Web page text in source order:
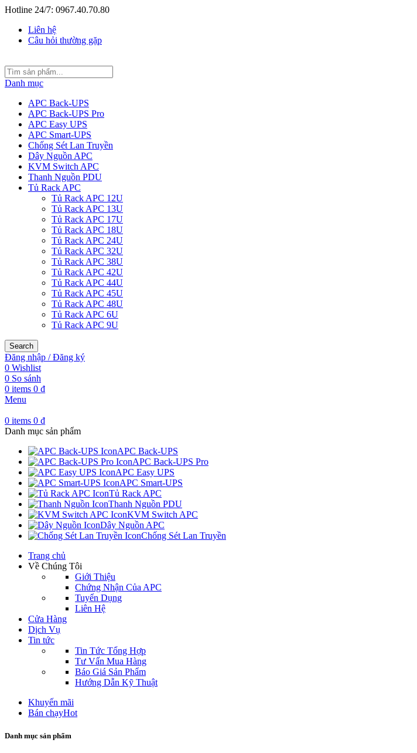
Hotline 24/7: 0967.40.70.80
Liên hệ
Câu hỏi thường gặp
Danh mục
APC Back-UPS
APC Back-UPS Pro
APC Easy UPS
APC Smart-UPS
Chống Sét Lan Truyền
Dây Nguồn APC
KVM Switch APC
Thanh Nguồn PDU
Tủ Rack APC
Tủ Rack APC 12U
Tủ Rack APC 13U
Tủ Rack APC 17U
Tủ Rack APC 18U
Tủ Rack APC 24U
Tủ Rack APC 32U
Tủ Rack APC 38U
Tủ Rack APC 42U
Tủ Rack APC 44U
Tủ Rack APC 45U
Tủ Rack APC 48U
Tủ Rack APC 6U
Tủ Rack APC 9U
Search
Đăng nhập / Đăng ký
0 Wishlist
0 So sánh
0 items 0 ₫
Menu
0 items 0 ₫
Danh mục sản phẩm
APC Back-UPS
APC Back-UPS Pro
APC Easy UPS
APC Smart-UPS
Tủ Rack APC
Thanh Nguồn PDU
KVM Switch APC
Dây Nguồn APC
Chống Sét Lan Truyền
Trang chủ
Về Chúng Tôi
Giới Thiệu
Chứng Nhận Của APC
Tuyển Dụng
Liên Hệ
Cửa Hàng
Dịch Vụ
Tin tức
Tin Tức Tổng Hợp
Tư Vấn Mua Hàng
Báo Giá Sản Phẩm
Hướng Dẫn Kỹ Thuật
Khuyến mãi
Bán chạyHot
Danh mục sản phẩm